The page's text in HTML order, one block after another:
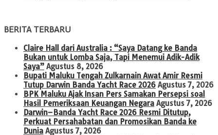
BERITA TERBARU
Claire Hall dari Australia : “Saya Datang ke Banda
Bukan untuk Lomba Saja, Tapi Menemui Adik-Adik
Saya” Agustus 8, 2026
Bupati Maluku Tengah Zulkarnain Awat Amir Resmi
Tutup Darwin Banda Yacht Race 2026 Agustus 7, 2026
BPK Maluku Ajak Insan Pers Samakan Persepsi soal
Hasil Pemeriksaan Keuangan Negara Agustus 7, 2026
Darwin–Banda Yacht Race 2026 Resmi Ditutup,
Perkuat Persahabatan dan Promosikan Banda ke
Dunia Agustus 7, 2026